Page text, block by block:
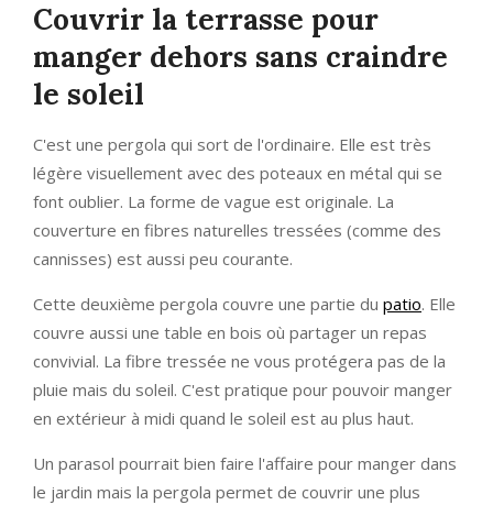
Couvrir la terrasse pour
manger dehors sans craindre
le soleil
C'est une pergola qui sort de l'ordinaire. Elle est très
légère visuellement avec des poteaux en métal qui se
font oublier. La forme de vague est originale. La
couverture en fibres naturelles tressées (comme des
cannisses) est aussi peu courante.
Cette deuxième pergola couvre une partie du patio. Elle
couvre aussi une table en bois où partager un repas
convivial. La fibre tressée ne vous protégera pas de la
pluie mais du soleil. C'est pratique pour pouvoir manger
en extérieur à midi quand le soleil est au plus haut.
Un parasol pourrait bien faire l'affaire pour manger dans
le jardin mais la pergola permet de couvrir une plus